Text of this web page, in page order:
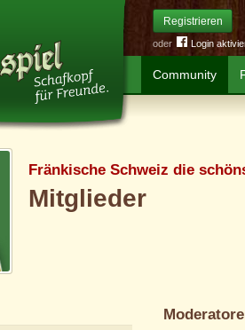
Registrieren
oder Login
Community
Fränkische Schweiz die
Mitglieder